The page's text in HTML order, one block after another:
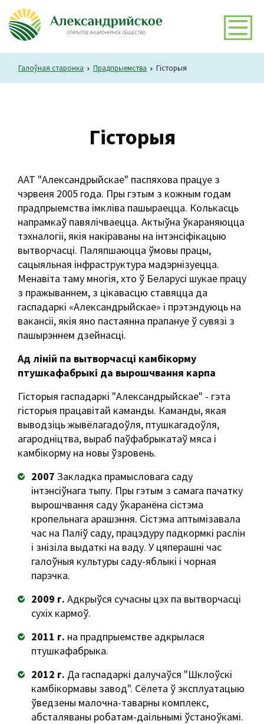
Галоўная старонка Прадпрыемства Гісторыя
Гісторыя
ААТ "Александрыйскае" паспяхова працуе з
чэрвеня 2005 года. Пры гэтым з кожным годам
прадпрыемства імкліва пашыраецца. Колькасць
напрамкаў павялічваецца. Актыўна ўкараняюцца
тэхналогіі, якія накіраваны на інтэнсіфікацыю
вытворчасці. Паляпшаюцца ўмовы працы,
сацыяльная інфраструктура мадэрнізуецца.
Менавіта таму многія, хто ў Беларусі шукае працу
з пражываннем, з цікавасцю ставяцца да
гаспадаркі «Александрыйскае» і прэтэндуюць на
вакансіі, якія яно пастаянна прапануе ў сувязі з
пашырэннем дзейнасці.
Ад ліній па вытворчасці камбікорму
птушкафабрыкі да вырошчвання карпа
Гісторыя гаспадаркі "Александрыйскае" - гэта
гісторыя працавітай каманды. Каманды, якая
выводзіць жывёлагадоўля, птушкагадоўля,
агародніцтва, выраб паўфабрыкатаў мяса і
камбікорму на новы ўзровень.
2007 Закладка прамысловага саду
інтэнсіўнага тыпу. Пры гэтым з самага пачатку
вырошчвання саду ўкаранёна сістэма
кропельнага арашэння. Сістэма аптымізавала
час на Паліў саду, працэдуру падкормкі раслін
і знізіла выдаткі на ваду. У цяперашні час
галоўныя культуры саду-яблыкі і чорная
парэчка.
2009 г. Адкрыўся сучасны цэх па вытворчасці
сухіх кармоў.
2011 г. на прадпрыемстве адкрылася
птушкафабрыка.
2012 г. Да гаспадаркі далучаўся "Шклоўскі
камбікормавы завод". Сёлета ў эксплуатацыю
ўведзены малочна-таварны комплекс,
абсталяваны робатам-даільнымі ўстаноўкамі.